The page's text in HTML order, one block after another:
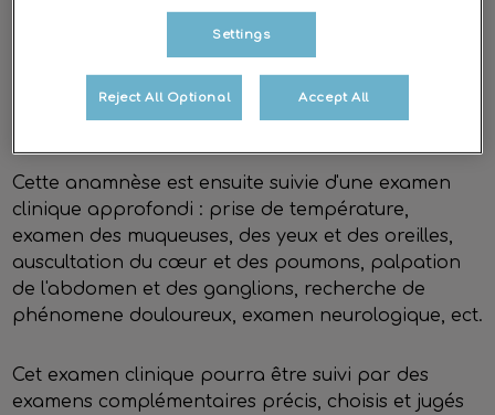
presentés par son animal.
Il lui pose ensuite des questions précises afin de
completer le tableau des signes cliniques et
d'orienter le diagnostic.
Cette anamnèse est ensuite suivie d'une examen
clinique approfondi : prise de température,
examen des muqueuses, des yeux et des oreilles,
auscultation du cœur et des poumons, palpation
de l'abdomen et des ganglions, recherche de
phénomene douloureux, examen neurologique, ect.
Cet examen clinique pourra être suivi par des
examens complémentaires précis, choisis et jugés
Settings
Reject All Optional Accept All